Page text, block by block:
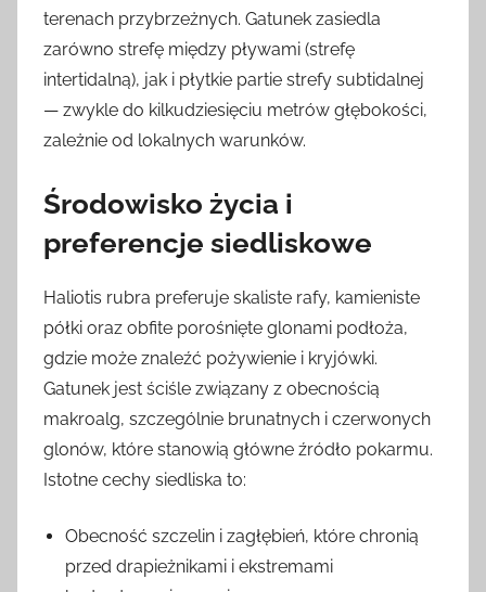
terenach przybrzeżnych. Gatunek zasiedla
zarówno strefę między pływami (strefę
intertidalną), jak i płytkie partie strefy subtidalnej
— zwykle do kilkudziesięciu metrów głębokości,
zależnie od lokalnych warunków.
Środowisko życia i
preferencje siedliskowe
Haliotis rubra preferuje skaliste rafy, kamieniste
półki oraz obfite porośnięte glonami podłoża,
gdzie może znaleźć pożywienie i kryjówki.
Gatunek jest ściśle związany z obecnością
makroalg, szczególnie brunatnych i czerwonych
glonów, które stanowią główne źródło pokarmu.
Istotne cechy siedliska to:
Obecność szczelin i zagłębień, które chronią
przed drapieżnikami i ekstremami